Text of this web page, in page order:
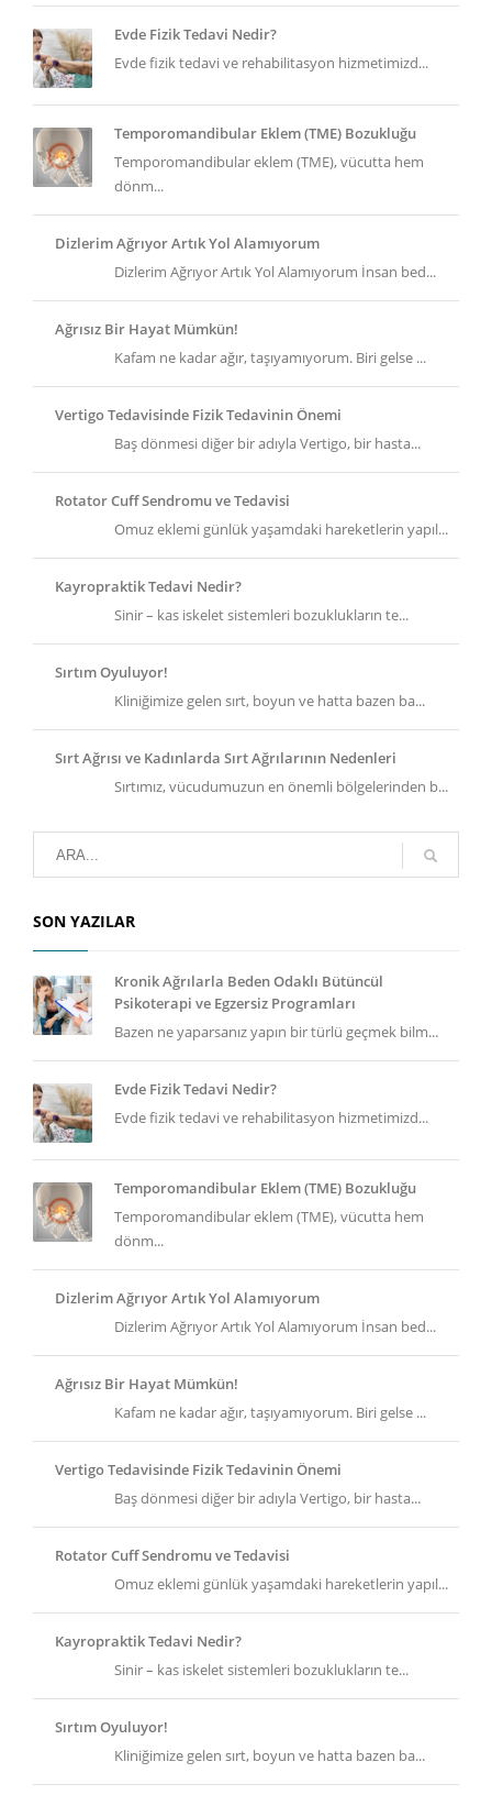
Evde Fizik Tedavi Nedir?
Evde fizik tedavi ve rehabilitasyon hizmetimizd...
Temporomandibular Eklem (TME) Bozukluğu
Temporomandibular eklem (TME), vücutta hem
dönm...
Dizlerim Ağrıyor Artık Yol Alamıyorum
Dizlerim Ağrıyor Artık Yol Alamıyorum İnsan bed...
Ağrısız Bir Hayat Mümkün!
Kafam ne kadar ağır, taşıyamıyorum. Biri gelse ...
Vertigo Tedavisinde Fizik Tedavinin Önemi
Baş dönmesi diğer bir adıyla Vertigo, bir hasta...
Rotator Cuff Sendromu ve Tedavisi
Omuz eklemi günlük yaşamdaki hareketlerin yapıl...
Kayropraktik Tedavi Nedir?
Sinir – kas iskelet sistemleri bozuklukların te...
Sırtım Oyuluyor!
Kliniğimize gelen sırt, boyun ve hatta bazen ba...
Sırt Ağrısı ve Kadınlarda Sırt Ağrılarının Nedenleri
Sırtımız, vücudumuzun en önemli bölgelerinden b...
SON YAZILAR
Kronik Ağrılarla Beden Odaklı Bütüncül
Psikoterapi ve Egzersiz Programları
Bazen ne yaparsanız yapın bir türlü geçmek bilm...
Evde Fizik Tedavi Nedir?
Evde fizik tedavi ve rehabilitasyon hizmetimizd...
Temporomandibular Eklem (TME) Bozukluğu
Temporomandibular eklem (TME), vücutta hem
dönm...
Dizlerim Ağrıyor Artık Yol Alamıyorum
Dizlerim Ağrıyor Artık Yol Alamıyorum İnsan bed...
Ağrısız Bir Hayat Mümkün!
Kafam ne kadar ağır, taşıyamıyorum. Biri gelse ...
Vertigo Tedavisinde Fizik Tedavinin Önemi
Baş dönmesi diğer bir adıyla Vertigo, bir hasta...
Rotator Cuff Sendromu ve Tedavisi
Omuz eklemi günlük yaşamdaki hareketlerin yapıl...
Kayropraktik Tedavi Nedir?
Sinir – kas iskelet sistemleri bozuklukların te...
Sırtım Oyuluyor!
Kliniğimize gelen sırt, boyun ve hatta bazen ba...